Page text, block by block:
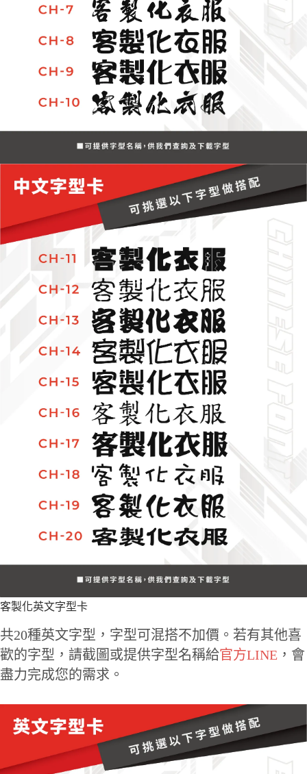
客製化英文字型卡
共20種英文字型，字型可混搭不加價。若有其他喜
歡的字型，請截圖或提供字型名稱給官方LINE ，會
盡力完成您的需求。